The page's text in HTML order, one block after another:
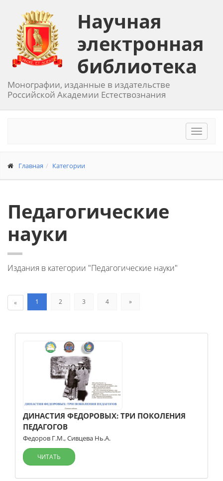
Научная
электронная
библиотека
Монографии, изданные в издательстве
Российской Академии Естествознания
Toggle
Главная Категории
Педагогические
науки
Издания в категории "Педагогические науки"
« 1 2 3 4 »
ДИНАСТИЯ ФЕДОРОВЫХ: ТРИ ПОКОЛЕНИЯ
ПЕДАГОГОВ
Федоров Г.М.,Сивцева Нь.А.
ЧИТАТЬ